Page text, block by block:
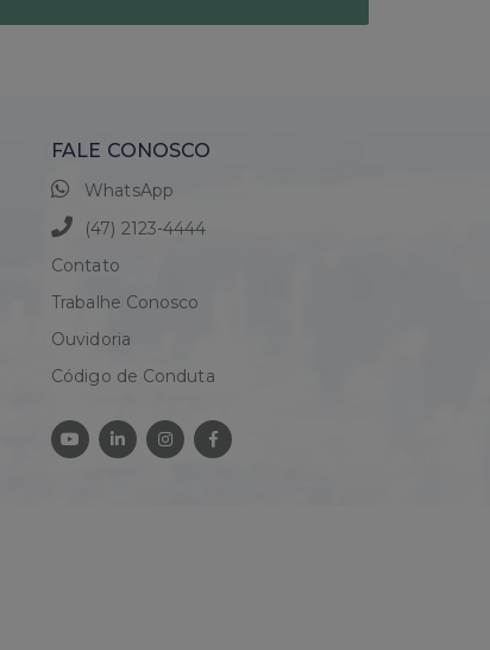
FALE CONOSCO
WhatsApp
(47) 2123-4444
Contato
Trabalhe Conosco
Ouvidoria
Código de Conduta